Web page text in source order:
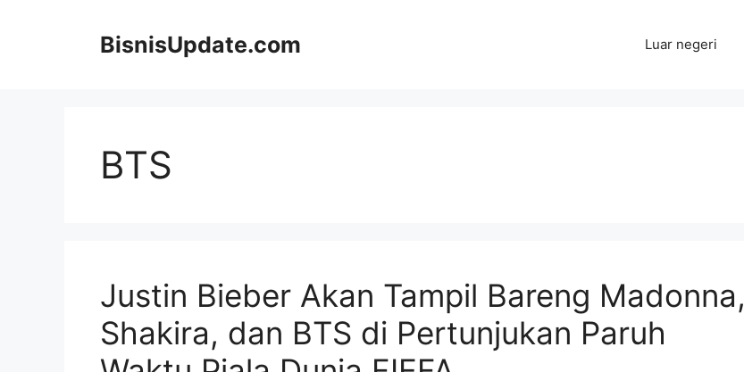
BisnisUpdate.com Luar negeri
BTS
Justin Bieber Akan Tampil Bareng Madonna,
Shakira, dan BTS di Pertunjukan Paruh